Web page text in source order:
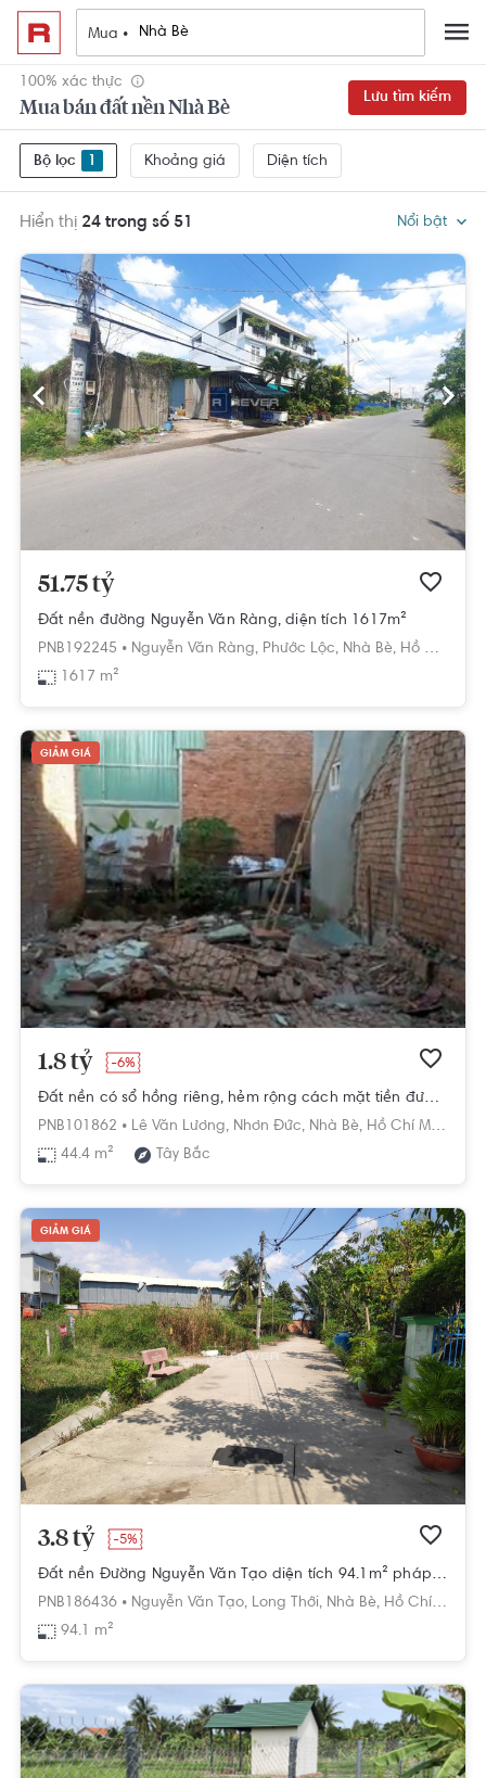
Mua •
100% xác thực
Mua bán đất nền Nhà Bè
Lưu tìm kiếm
Bộ lọc 1 Khoảng giá Diện tích
Hiển thị 24 trong số 51 Nổi bật
51.75 tỷ
Đất nền đường Nguyễn Văn Ràng, diện tích 1617m²
PNB192245 • Nguyễn Văn Ràng, Phước Lộc, Nhà Bè, Hồ Chí Minh
1617 m²
GIẢM GIÁ
1.8 tỷ -6%
Đất nền có sổ hồng riêng, hẻm rộng cách mặt tiền đường Lê Văn Lương 30m.
PNB101862 • Lê Văn Lương, Nhơn Đức, Nhà Bè, Hồ Chí Minh
44.4 m²
Tây Bắc
GIẢM GIÁ
3.8 tỷ -5%
Đất nền Đường Nguyễn Văn Tạo diện tích 94.1m² pháp lý sổ hồng
PNB186436 • Nguyễn Văn Tạo, Long Thới, Nhà Bè, Hồ Chí Minh
94.1 m²